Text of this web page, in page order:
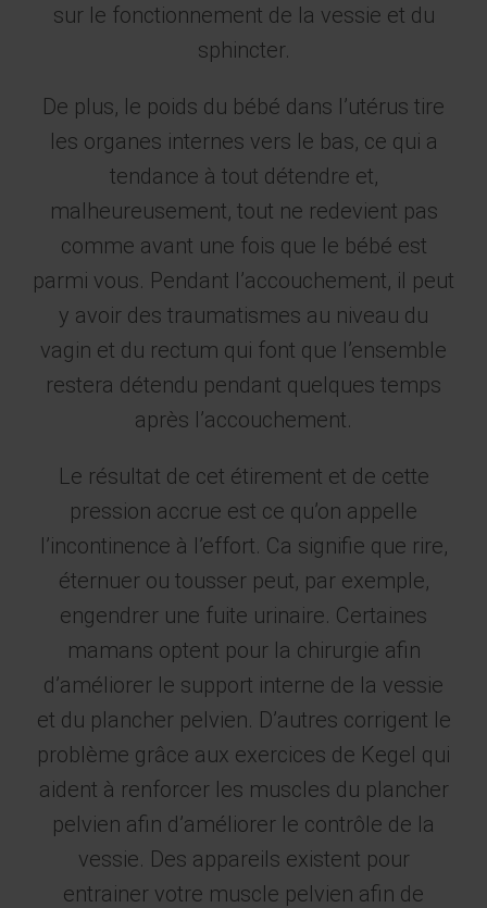
sur le fonctionnement de la vessie et du
sphincter.
De plus, le poids du bébé dans l’utérus tire
les organes internes vers le bas, ce qui a
tendance à tout détendre et,
malheureusement, tout ne redevient pas
comme avant une fois que le bébé est
parmi vous. Pendant l’accouchement, il peut
y avoir des traumatismes au niveau du
vagin et du rectum qui font que l’ensemble
restera détendu pendant quelques temps
après l’accouchement.
Le résultat de cet étirement et de cette
pression accrue est ce qu’on appelle
l’incontinence à l’effort. Ca signifie que rire,
éternuer ou tousser peut, par exemple,
engendrer une fuite urinaire. Certaines
mamans optent pour la chirurgie afin
d’améliorer le support interne de la vessie
et du plancher pelvien. D’autres corrigent le
problème grâce aux exercices de Kegel qui
aident à renforcer les muscles du plancher
pelvien afin d’améliorer le contrôle de la
vessie. Des appareils existent pour
entrainer votre muscle pelvien afin de